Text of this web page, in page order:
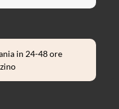
in 24-48 ore